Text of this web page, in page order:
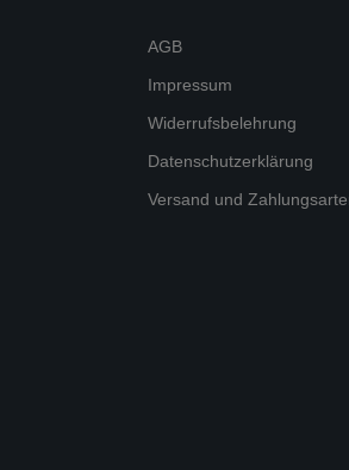
AGB
Impressum
Widerrufsbelehrung
Datenschutzerklärung
Versand und